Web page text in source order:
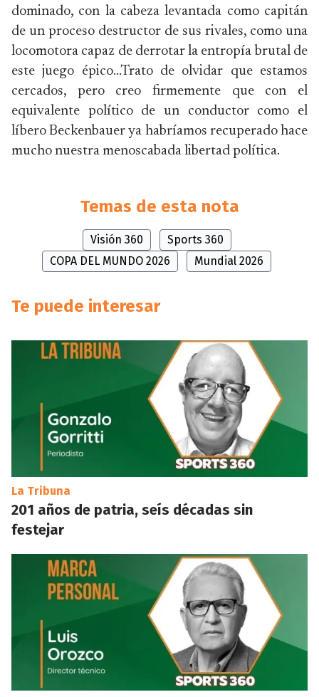
dominado, con la cabeza levantada como capitán
de un proceso destructor de sus rivales, como una
locomotora capaz de derrotar la entropía brutal de
este juego épico…Trato de olvidar que estamos
cercados, pero creo firmemente que con el
equivalente político de un conductor como el
líbero Beckenbauer ya habríamos recuperado hace
mucho nuestra menoscabada libertad política.
Temas de esta nota
Visión 360
Sports 360
COPA DEL MUNDO 2026
Mundial 2026
Te puede interesar
La Tribuna
201 años de patria, seís décadas sin
festejar